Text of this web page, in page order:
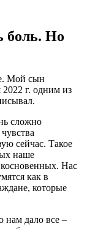
боль. Но
Мой сын
г. одним из
сложно
сейчас. Такое
наше
Нас
как в
которые
нам дало все –